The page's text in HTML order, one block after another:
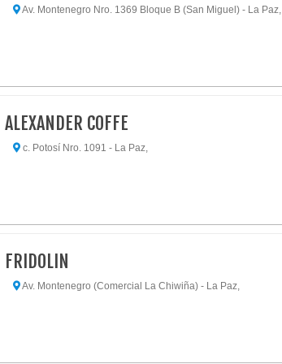
Av. Montenegro Nro. 1369 Bloque B (San Miguel) - La Paz,
ALEXANDER COFFE
c. Potosí Nro. 1091 - La Paz,
FRIDOLIN
Av. Montenegro (Comercial La Chiwiña) - La Paz,